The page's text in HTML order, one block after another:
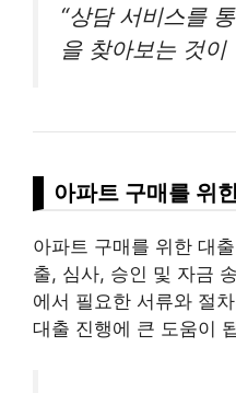
“상담 서비스를
을 찾아보는 것이
아파트 구매를 위
아파트 구매를 위한 대
출, 심사, 승인 및 자금
에서 필요한 서류와 절
대출 진행에 큰 도움이